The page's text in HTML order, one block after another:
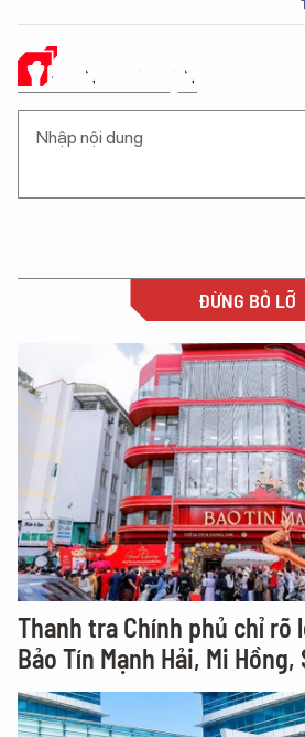
Ý KIẾN CỦA BẠN
ĐỪNG BỎ LỠ
Thanh tra Chính phủ chỉ rõ
Bảo Tín Mạnh Hải, Mi Hồng,